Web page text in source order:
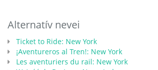
Alternatív nevei
Ticket to Ride: New York
¡Aventureros al Tren!: New York
Les aventuriers du rail: New York